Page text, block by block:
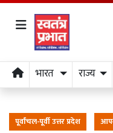
भारत राज्य
पूर्वांचल-पूर्वी उत्तर प्रदेश